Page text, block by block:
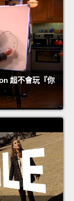
超不會玩『你